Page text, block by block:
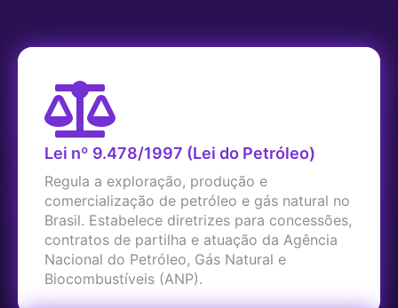
Lei nº 9.478/1997 (Lei do Petróleo)
Regula a exploração, produção e
comercialização de petróleo e gás natural no
Brasil. Estabelece diretrizes para concessões,
contratos de partilha e atuação da Agência
Nacional do Petróleo, Gás Natural e
Biocombustíveis (ANP).